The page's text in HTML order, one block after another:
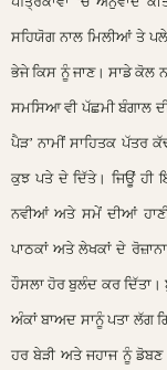
ਸਹਿਯੋਗ ਨਾਲ ਮਿਲੀਆਂ ਤੇ
ਭੇਜੇ ਕਿਸ ਨੂੰ ਜਾਣ। ਸਾਡੇ ਕੋਲ
ਸਮਸਿਆ ਵੀ ਪੱਛਮੀ ਬੰਗਾਲ
ਪੈੜ’ ਨਾਮੀਂ ਸਾਹਿਤਕ ਪੱਤਰ
ਕੁਝ ਪਤੇ ਦੇ ਦਿੱਤੇ। ਜਿਊਂ
ਨਵੀਆਂ ਅਤੇ ਸਮੇਂ ਦੀਆਂ ਹਾਣੀ
ਪਾਠਕਾਂ ਅਤੇ ਲੇਖਕਾਂ ਦੇ
ਹੌਸਲਾ ਹੋਰ ਬੁਲੰਦ ਕਰ
ਅੰਕਾਂ ਬਾਅਦ ਸਾਨੂੰ ਪਤਾ ਲੱਗ
ਹਰ ਬੇੜੀ ਅਤੇ ਜਹਾਜ ਨੂੰ